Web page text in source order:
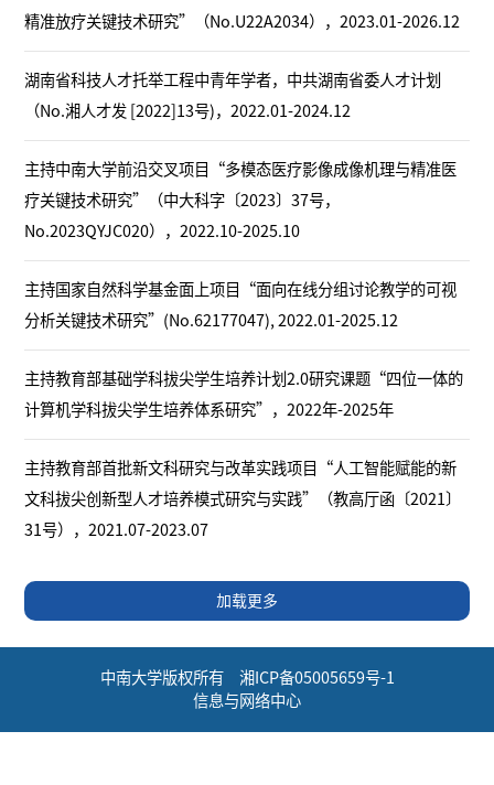
精准放疗关键技术研究”（No.U22A2034），2023.01-2026.12
湖南省科技人才托举工程中青年学者，中共湖南省委人才计划
（No.湘人才发 [2022]13号)，2022.01-2024.12
主持中南大学前沿交叉项目“多模态医疗影像成像机理与精准医
疗关键技术研究”（中大科字〔2023〕37号，
No.2023QYJC020），2022.10-2025.10
主持国家自然科学基金面上项目“面向在线分组讨论教学的可视
分析关键技术研究”(No.62177047), 2022.01-2025.12
主持教育部基础学科拔尖学生培养计划2.0研究课题“四位一体的
计算机学科拔尖学生培养体系研究”，2022年-2025年
主持教育部首批新文科研究与改革实践项目“人工智能赋能的新
文科拔尖创新型人才培养模式研究与实践”（教高厅函〔2021〕
31号），2021.07-2023.07
加载更多
中南大学版权所有 湘ICP备05005659号-1
信息与网络中心